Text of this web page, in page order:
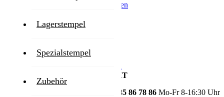
Lagerstempel
Spezialstempel
Zubehör
Versandkosten
1-2 Werktage
Zum Ende der Bildgalerie springen
GESTALTEN SIE IHR PRODUKT
+49 3585 86 78 86 Mo-Fr 8-16:30 Uhr